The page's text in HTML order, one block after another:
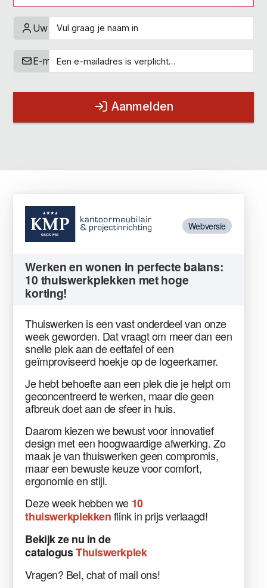
Uw naam
E-mailadres
Aanmelden
Webversie
Werken en wonen in perfecte balans:
10 thuiswerkplekken met hoge
korting!
Thuiswerken is een vast onderdeel van onze
week geworden. Dat vraagt om meer dan een
snelle plek aan de eettafel of een
geïmproviseerd hoekje op de logeerkamer.
Je hebt behoefte aan een plek die je helpt om
geconcentreerd te werken, maar die geen
afbreuk doet aan de sfeer in huis.
Daarom kiezen we bewust voor innovatief
design met een hoogwaardige afwerking. Zo
maak je van thuiswerken geen compromis,
maar een bewuste keuze voor comfort,
ergonomie en stijl.
Deze week hebben we 10
thuiswerkplekkenflink in prijs verlaagd!
Bekijkze nu inde
catalogusThuiswerkplek
Vragen? Bel, chat of mail ons!